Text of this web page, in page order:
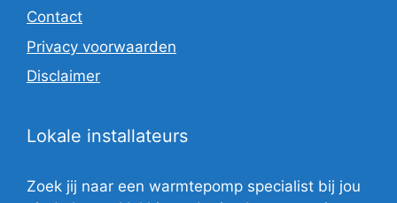
Contact
Privacy voorwaarden
Disclaimer
Lokale installateurs
Zoek jij naar een warmtepomp specialist bij jou